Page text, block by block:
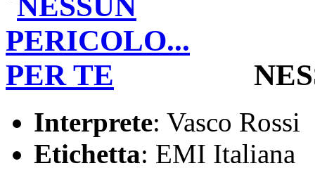
Interprete: Vasco Rossi
Etichetta: EMI Italiana